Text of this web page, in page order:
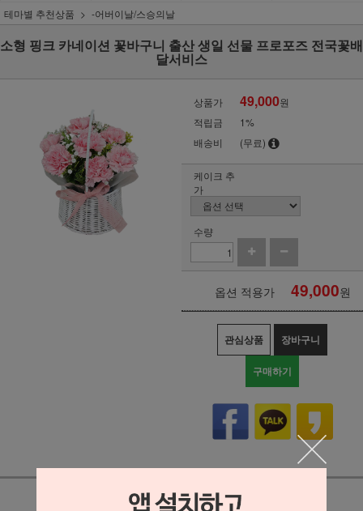
테마별 추천상품 -어버이날/스승의날
소형 핑크 카네이션 꽃바구니 출산 생일 선물 프로포즈 전국꽃배
달서비스
상품가 49,000원
적립금
1%
배송비
(무료)
케이크 추
가
수량
옵션 적용가 49,000원
관심상품 장바구니
구매하기